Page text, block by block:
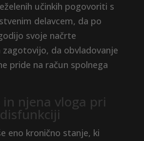
učinkih pogovoriti s
delavcem, da po
svoje načrte
zagotovijo, da obvladovanje
pride na račun spolnega
njena vloga pri
eno kronično stanje, ki